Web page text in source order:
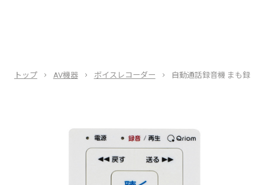
トップ AV機器 ボイスレコーダー 自動通話録音機 まも録